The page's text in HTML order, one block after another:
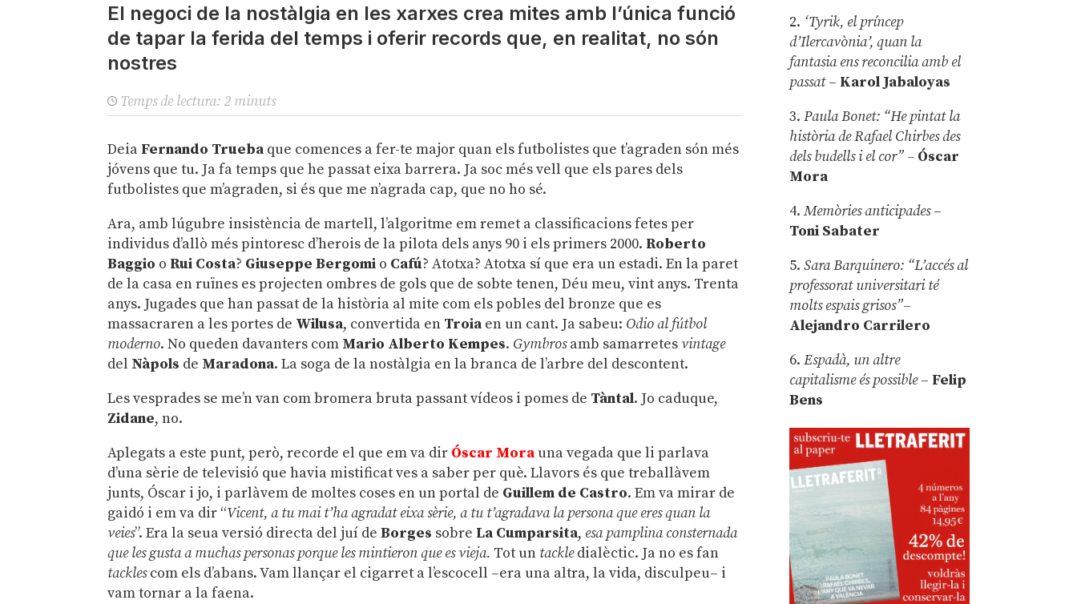
El negoci de la nostàlgia en les xarxes crea mites amb l’única funció
de tapar la ferida del temps i oferir records que, en realitat, no són
nostres
Temps de lectura: 2 minuts
Deia Fernando Trueba que comences a fer-te major quan els futbolistes que t’agraden són més
jóvens que tu. Ja fa temps que he passat eixa barrera. Ja soc més vell que els pares dels
futbolistes que m’agraden, si és que me n’agrada cap, que no ho sé.
Ara, amb lúgubre insistència de martell, l’algoritme em remet a classificacions fetes per
individus d’allò més pintoresc d’herois de la pilota dels anys 90 i els primers 2000. Roberto
Baggio o Rui Costa? Giuseppe Bergomi o Cafú? Atotxa? Atotxa sí que era un estadi. En la paret
de la casa en ruïnes es projecten ombres de gols que de sobte tenen, Déu meu, vint anys. Trenta
anys. Jugades que han passat de la història al mite com els pobles del bronze que es
massacraren a les portes de Wilusa, convertida en Troia en un cant. Ja sabeu: Odio al fútbol
moderno. No queden davanters com Mario Alberto Kempes. Gymbrosamb samarretesvintage
del Nàpols de Maradona. La soga de la nostàlgia en la branca de l’arbre del descontent.
Les vesprades se me’n van com bromera bruta passant vídeos i pomes de Tàntal. Jo caduque,
Zidane, no.
Aplegats a este punt, però, recorde el que em va dir Óscar Morauna vegada que li parlava
d’una sèrie de televisió que havia mistificat ves a saber per què. Llavors és que treballàvem
junts, Óscar i jo, i parlàvem de moltes coses en un portal de Guillem de Castro. Em va mirar de
gaidó i em va dir “Vicent, a tu mai t’ha agradat eixa sèrie, a tu t’agradava la persona que eres quan la
veies”. Era la seua versió directa del juí deBorges sobre La Cumparsita, esa pamplina consternada
que les gusta a muchas personas porque les mintieron que es vieja. Tot un tackledialèctic. Ja no es fan
tacklescom els d’abans. Vam llançar el cigarret a l’escocell –era una altra, la vida, disculpeu– i
vam tornar a la faena.
2. ‘Tyrik, el príncep
d’Ilercavònia’, quan la
fantasia ens reconcilia amb el
passat– Karol Jabaloyas
3.Paula Bonet: “He pintat la
història de Rafael Chirbes des
dels budells i el cor” – Óscar
Mora
4.Memòries anticipades–
Toni Sabater
5.Sara Barquinero: “L’accés al
professorat universitari té
molts espais grisos”–
Alejandro Carrilero
6.Espadà, un altre
capitalisme és possible – Felip
Bens